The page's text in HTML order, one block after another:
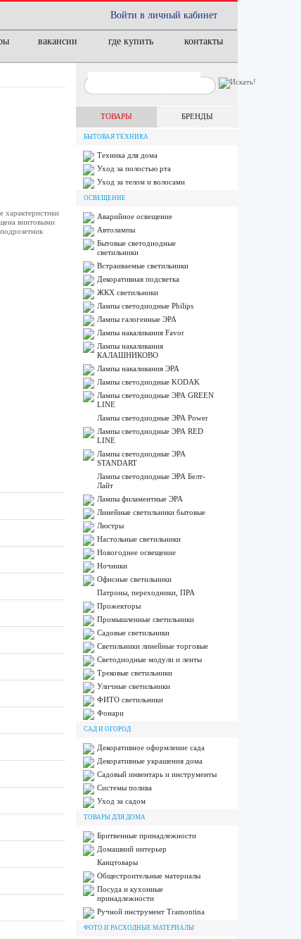
Войти в личный кабинет
вакансии где купить контакты
характеристики
винтовыми
ТОВАРЫ БРЕНДЫ
БЫТОВАЯ ТЕХНИКА
Техника для дома
Уход за полостью рта
Уход за телом и волосами
ОСВЕЩЕНИЕ
Аварийное освещение
Автолампы
Бытовые светодиодные
светильники
Встраиваемые светильники
Декоративная подсветка
ЖКХ светильники
Лампы cветодиодные Philips
Лампы галогенные ЭРА
Лампы накаливания Favor
Лампы накаливания
КАЛАШНИКОВО
Лампы накаливания ЭРА
Лампы светодиодные KODAK
Лампы светодиодные ЭРА GREEN
LINE
Лампы светодиодные ЭРА Power
Лампы светодиодные ЭРА RED
LINE
Лампы светодиодные ЭРА
STANDART
Лампы светодиодные ЭРА Белт-
Лайт
Лампы филаментные ЭРА
Линейные светильники бытовые
Люстры
Настольные светильники
Новогоднее освещение
Ночники
Офисные светильники
Патроны, переходники, ПРА
Прожекторы
Промышленные светильники
Садовые светильники
Светильники линейные торговые
Светодиодные модули и ленты
Трековые светильники
Уличные светильники
ФИТО светильники
Фонари
САД И ОГОРОД
Декоративное оформление сада
Декоративные украшения дома
Садовый инвентарь и инструменты
Системы полива
Уход за садом
ТОВАРЫ ДЛЯ ДОМА
Бритвенные принадлежности
Домашний интерьер
Канцтовары
Общестроительные материалы
Посуда и кухонные
принадлежности
Ручной инструмент Tramontina
ФОТО И РАСХОДНЫЕ МАТЕРИАЛЫ